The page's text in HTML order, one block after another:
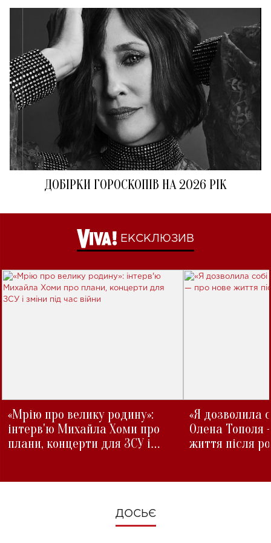
ДОБІРКИ ГОРОСКОПІВ НА 2026 РІК
ЕКСКЛЮЗИВ
«Мрію про велику родину»:
інтерв'ю Михайла Хоми про
плани, концерти для ЗСУ і
«Я дозволила
Олена Тополя
життя після
ДОСЬЄ